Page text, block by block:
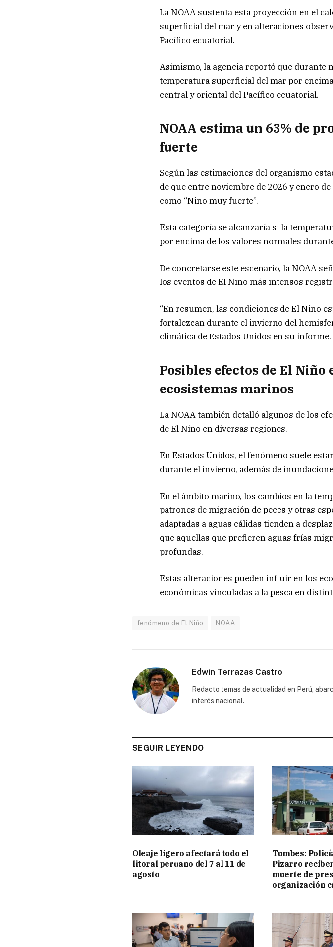
La NOAA sustenta esta proyección en el
superficial del mar y en alteraciones
Pacífico ecuatorial.
Asimismo, la agencia reportó que durante
temperatura superficial del mar por
central y oriental del Pacífico ecuatorial.
NOAA estima un 63% de
fuerte
Según las estimaciones del organismo
de que entre noviembre de 2026 y enero
como “Niño muy fuerte”.
Esta categoría se alcanzaría si la
por encima de los valores normales
De concretarse este escenario, la NOAA
los eventos de El Niño más intensos
“En resumen, las condiciones de El Niño
fortalezcan durante el invierno del
climática de Estados Unidos en su informe.
Posibles efectos de El Niño
ecosistemas marinos
La NOAA también detalló algunos de los
de El Niño en diversas regiones.
En Estados Unidos, el fenómeno suele
durante el invierno, además de
En el ámbito marino, los cambios en la
patrones de migración de peces y otras
adaptadas a aguas cálidas tienden a
que aquellas que prefieren aguas frías
profundas.
Estas alteraciones pueden influir en los
económicas vinculadas a la pesca en
fenómeno de El Niño NOAA
Edwin Terrazas Castro
Redacto temas de actualidad en Perú,
interés nacional.
SEGUIR LEYENDO
Oleaje ligero afectará todo el
litoral peruano del 7 al 11 de
agosto
Tumbes:
Pizarro
muerte de
organización